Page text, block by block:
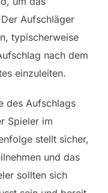
Aufschläger
typischerweise
nach dem
einzuleiten.
des Aufschlags
Spieler im
stellt sicher,
und das
sollten sich